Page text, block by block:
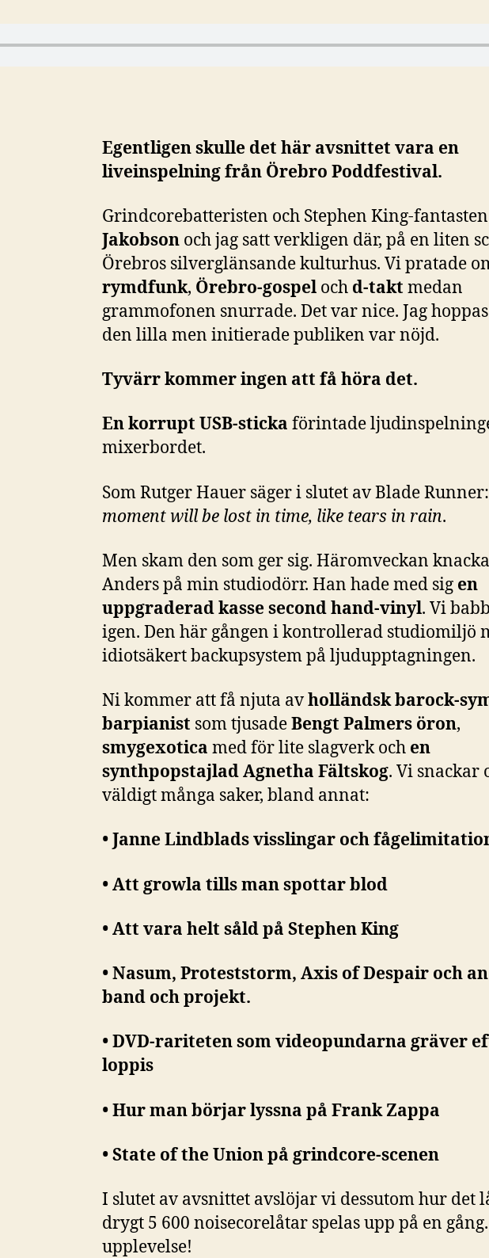
Egentligen skulle det här avsnittet vara en
liveinspelning från Örebro Poddfestival.
Grindcorebatteristen och Stephen King-
Jakobson och jag satt verkligen där, på en liten
Örebros silverglänsande kulturhus. Vi pratade
rymdfunk, Örebro-gospel och d-takt medan
grammofonen snurrade. Det var nice. Jag
den lilla men initierade publiken var nöjd.
Tyvärr kommer ingen att få höra det.
En korrupt USB-sticka förintade
mixerbordet.
Som Rutger Hauer säger i slutet av Blade
moment will be lost in time, like tears in rain.
Men skam den som ger sig. Häromveckan
Anders på min studiodörr. Han hade med sig en
uppgraderad kasse second hand-vinyl. Vi
igen. Den här gången i kontrollerad studiomiljö
idiotsäkert backupsystem på ljudupptagningen.
Ni kommer att få njuta avholländsk barock-
barpianist som tjusadeBengt Palmers öron,
smygexotica med för lite slagverk och en
synthpopstajlad Agnetha Fältskog. Vi snackar
väldigt många saker, bland annat:
• Janne Lindblads visslingar och
• Att growla tills man spottar blod
• Att vara helt såld på Stephen King
• Nasum, Proteststorm, Axis of Despair och
band och projekt.
• DVD-rariteten som videopundarna gräver
loppis
• Hur man börjar lyssna på Frank Zappa
• State of the Union på grindcore-scenen
I slutet av avsnittet avslöjar vi dessutom hur det
drygt 5 600 noisecorelåtar spelas upp på en
upplevelse!